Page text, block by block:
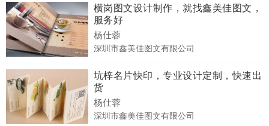
横岗图文设计制作，就找鑫美佳图文，
服务好
杨仕蓉
深圳市鑫美佳图文有限公司
坑梓名片快印，专业设计定制，快速出
货
杨仕蓉
深圳市鑫美佳图文有限公司